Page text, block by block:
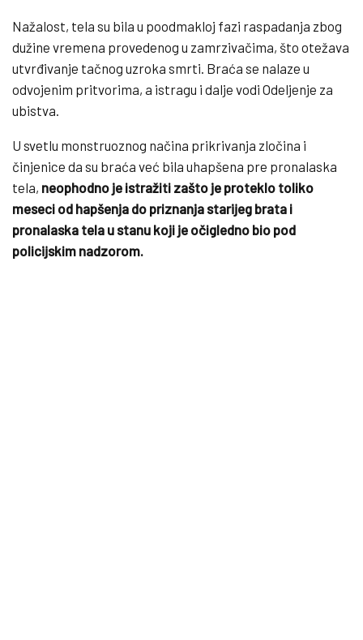
Nažalost, tela su bila u poodmakloj fazi raspadanja zbog
dužine vremena provedenog u zamrzivačima, što otežava
utvrđivanje tačnog uzroka smrti. Braća se nalaze u
odvojenim pritvorima, a istragu i dalje vodi Odeljenje za
ubistva.
U svetlu monstruoznog načina prikrivanja zločina i
činjenice da su braća već bila uhapšena pre pronalaska
tela, neophodno je istražiti zašto je proteklo toliko
meseci od hapšenja do priznanja starijeg brata i
pronalaska tela u stanu koji je očigledno bio pod
policijskim nadzorom.